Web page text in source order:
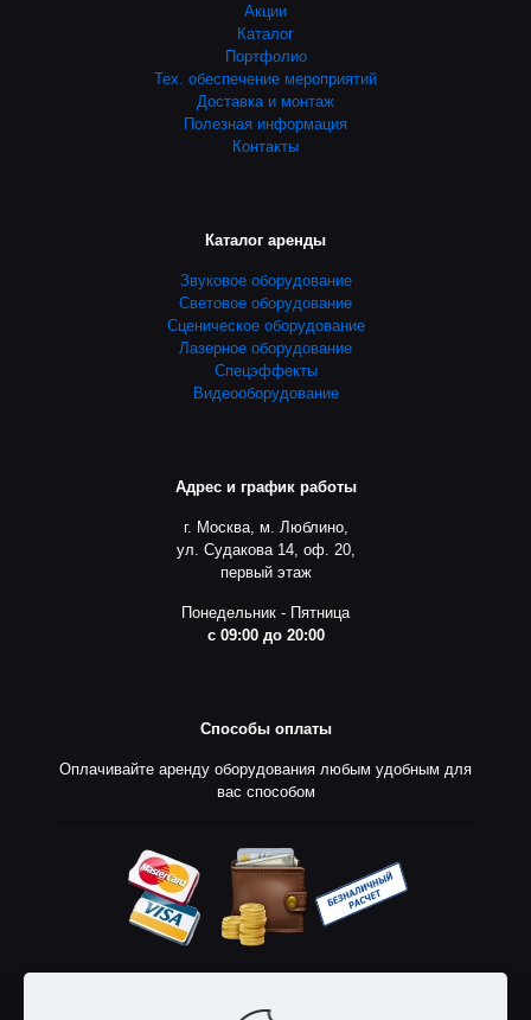
Акции
Каталог
Портфолио
Тех. обеспечение мероприятий
Доставка и монтаж
Полезная информация
Контакты
Каталог аренды
Звуковое оборудование
Световое оборудование
Сценическое оборудование
Лазерное оборудование
Спецэффекты
Видеооборудование
Адрес и график работы
г. Москва, м. Люблино,
ул. Судакова 14, оф. 20,
первый этаж
Понедельник - Пятница
с 09:00 до 20:00
Способы оплаты
Оплачивайте аренду оборудования любым удобным для
вас способом